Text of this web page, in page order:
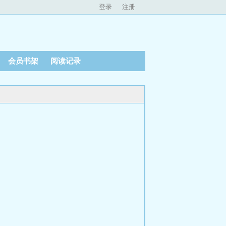
登录 注册
会员书架 阅读记录